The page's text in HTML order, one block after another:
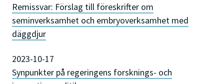
Remissvar: Förslag till föreskrifter om
seminverksamhet och embryoverksamhet med
däggdjur
2023-10-17
Synpunkter på regeringens forsknings- och